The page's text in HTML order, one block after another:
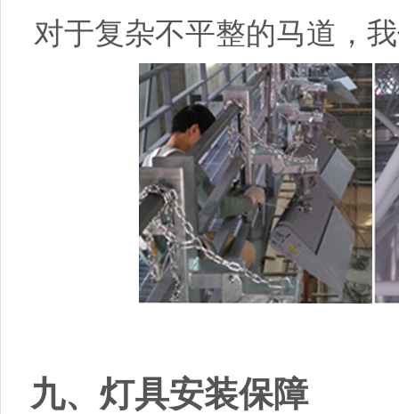
对于复杂不平整的马道，
九、灯具安装保障